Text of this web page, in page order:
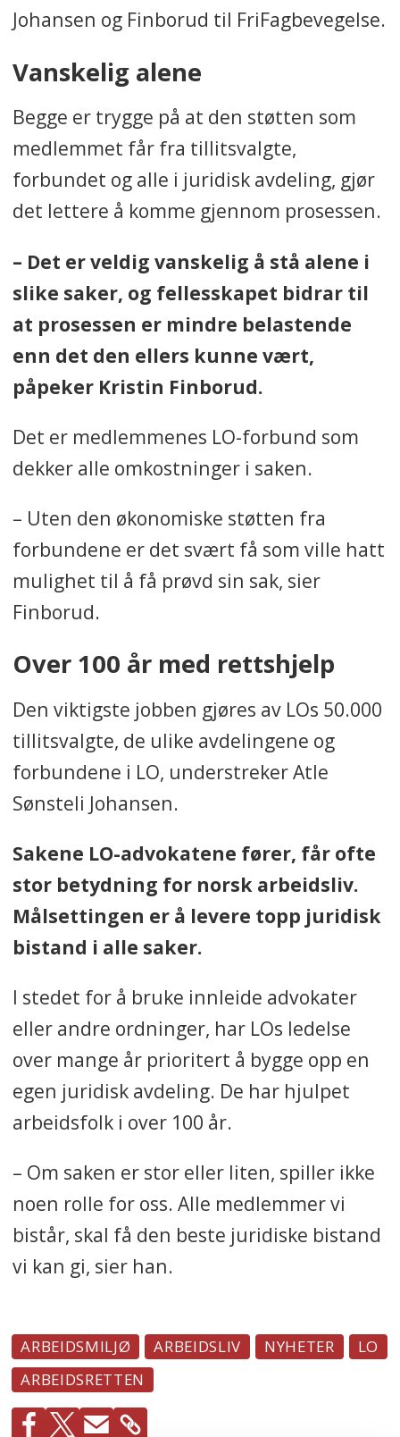
Johansen og Finborud til FriFagbevegelse.
Vanskelig alene
Begge er trygge på at den støtten som
medlemmet får fra tillitsvalgte,
forbundet og alle i juridisk avdeling, gjør
det lettere å komme gjennom prosessen.
– Det er veldig vanskelig å stå alene i
slike saker, og fellesskapet bidrar til
at prosessen er mindre belastende
enn det den ellers kunne vært,
påpeker Kristin Finborud.
Det er medlemmenes LO-forbund som
dekker alle omkostninger i saken.
– Uten den økonomiske støtten fra
forbundene er det svært få som ville hatt
mulighet til å få prøvd sin sak, sier
Finborud.
Over 100 år med rettshjelp
Den viktigste jobben gjøres av LOs 50.000
tillitsvalgte, de ulike avdelingene og
forbundene i LO, understreker Atle
Sønsteli Johansen.
Sakene LO-advokatene fører, får ofte
stor betydning for norsk arbeidsliv.
Målsettingen er å levere topp juridisk
bistand i alle saker.
I stedet for å bruke innleide advokater
eller andre ordninger, har LOs ledelse
over mange år prioritert å bygge opp en
egen juridisk avdeling. De har hjulpet
arbeidsfolk i over 100 år.
– Om saken er stor eller liten, spiller ikke
noen rolle for oss. Alle medlemmer vi
bistår, skal få den beste juridiske bistand
vi kan gi, sier han.
ARBEIDSMILJØ ARBEIDSLIV NYHETER
LO
ARBEIDSRETTEN